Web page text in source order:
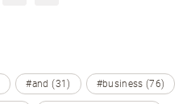
#and (31) #business (76)